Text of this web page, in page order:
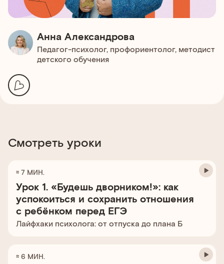
Анна Александрова
Педагог-психолог, профориентолог, методист
детского обучения
Смотреть уроки
≈ 7 МИН.
Урок 1. «Будешь дворником!»: как
успокоиться и сохранить отношения
с ребёнком перед ЕГЭ
Лайфхаки психолога: от отпуска до плана Б
≈ 6 МИН.